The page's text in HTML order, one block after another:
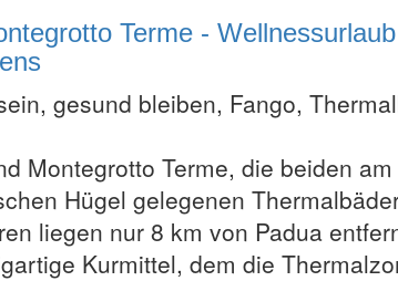
Terme -
gesund bleiben, Fango,
Montegrotto Terme, die beiden
Hügel gelegenen
liegen nur 8 km von Padua
Kurmittel, dem die